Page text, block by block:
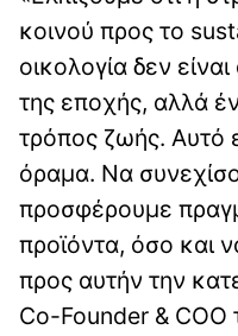
κοινού προς το
οικολογία δεν
της εποχής, αλλά
τρόπος ζωής. Αυτό
όραμα. Να
προσφέρουμε
προϊόντα, όσο και
προς αυτήν την
Co-Founder &